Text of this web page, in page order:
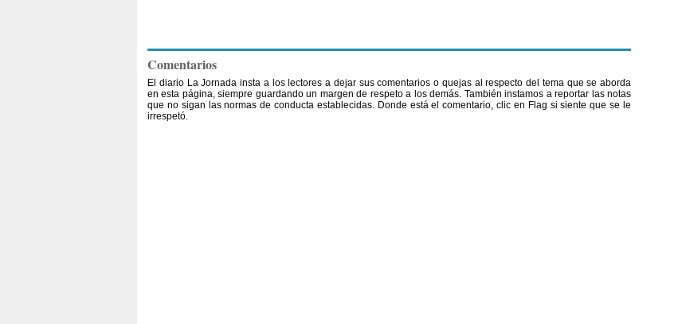
Comentarios
El diario La Jornada insta a los lectores a dejar sus comentarios o quejas al respecto del tema que se aborda
en esta página, siempre guardando un margen de respeto a los demás. También instamos a reportar las notas
que no sigan las normas de conducta establecidas. Donde está el comentario, clic en Flag si siente que se le
irrespetó.